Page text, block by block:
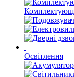
Освітлення